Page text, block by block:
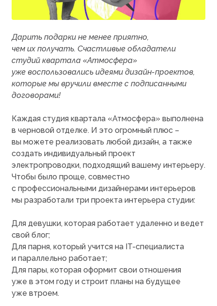
Дарить подарки не менее приятно,
чем их получать. Счастливые обладатели
студий квартала «Атмосфера»
уже воспользовались идеями дизайн-проектов,
которые мы вручили вместе с подписанными
договорами!
Каждая студия квартала «Атмосфера» выполнена
в черновой отделке. И это огромный плюс –
вы можете реализовать любой дизайн, а также
создать индивидуальный проект
электропроводки, подходящий вашему интерьеру.
Чтобы было проще, совместно
с профессиональными дизайнерами интерьеров
мы разработали три проекта интерьера студии:
Для девушки, которая работает удаленно и ведет
свой блог;
Для парня, который учится на IT-специалиста
и параллельно работает;
Для пары, которая оформит свои отношения
уже в этом году и строит планы на будущее
уже втроем.